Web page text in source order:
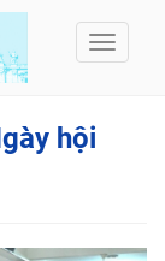
Toggle
hội